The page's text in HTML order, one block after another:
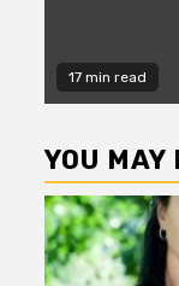
17 min read
YOU